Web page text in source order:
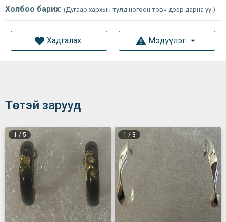
Холбоо барих: (Дугаар хархын тулд ногоон товч дээр дарна уу.)
Хадгалах Мэдүүлэг
Төстэй зарууд
1 / 5 1 / 3